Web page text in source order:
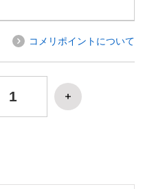
コメリポイントについて